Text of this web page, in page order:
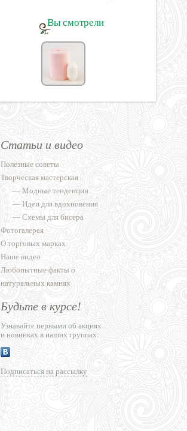
Вы смотрели
Статьи и видео
Полезные советы
Творческая мастерская
—Модные тенденции
—Идеи для вдохновения
—Схемы для бисера
Фотогалерея
О торговых марках
Наше видео
Любопытные факты о
натуральных камнях
Будьте в курсе!
Узнавайте первыми об акциях
и новинках в наших группах:
Подписаться на рассылку